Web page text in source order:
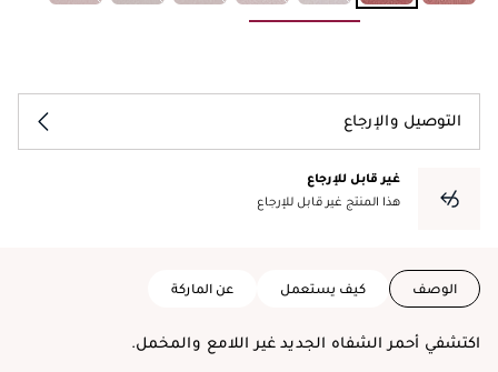
التوصيل والإرجاع
غير قابل للإرجاع
هذا المنتج غير قابل للإرجاع
الوصف كيف يستعمل عن الماركة
اكتشفي أحمر الشفاه الجديد غير اللامع والمخمل.